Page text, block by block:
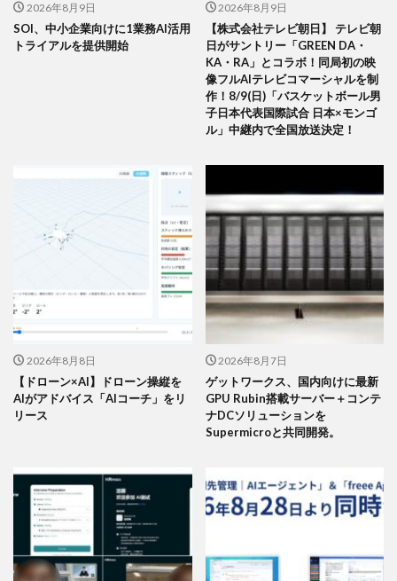
2026年8月9日
SOI、中小企業向けに1業務AI活用
トライアルを提供開始
2026年8月9日
【株式会社テレビ朝日】 テレビ朝
日がサントリー「GREEN DA・
KA・RA」とコラボ！同局初の映
像フルAIテレビコマーシャルを制
作！8/9(日)「バスケットボール男
子日本代表国際試合 日本×モンゴ
ル」中継内で全国放送決定！
2026年8月8日
【ドローン×AI】ドローン操縦を
AIがアドバイス「AIコーチ」をリ
リース
2026年8月7日
ゲットワークス、国内向けに最新
GPU Rubin搭載サーバー＋コンテ
ナDCソリューションを
Supermicroと共同開発。